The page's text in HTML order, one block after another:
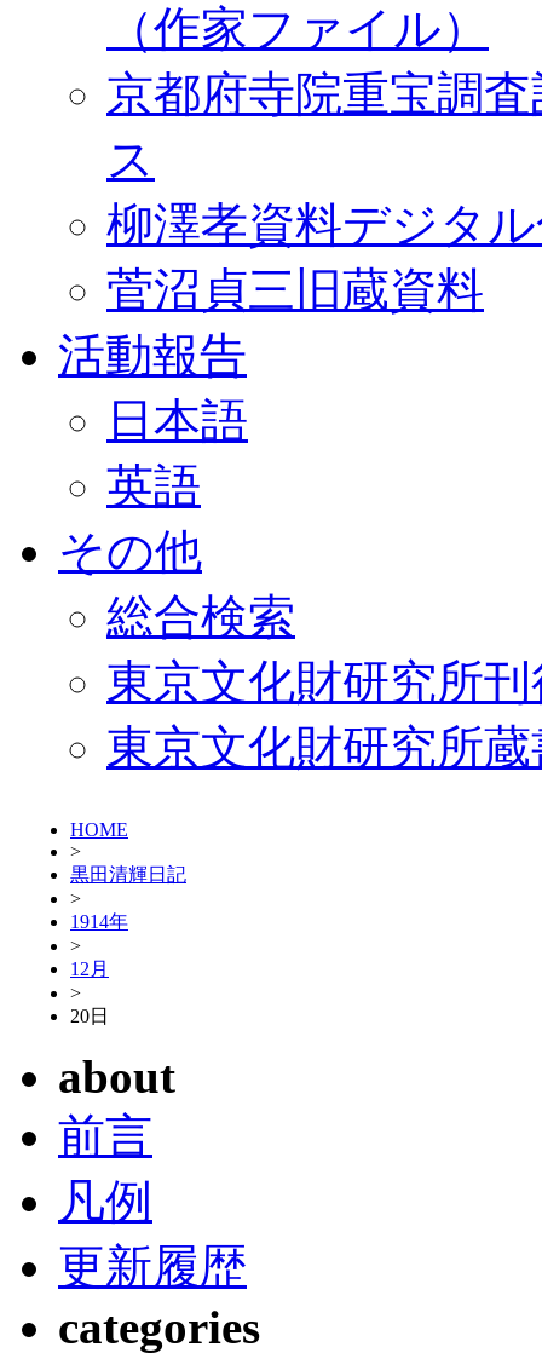
（作家ファイル）
京都府寺院重宝調
ス
柳澤孝資料デジタ
菅沼貞三旧蔵資料
活動報告
日本語
英語
その他
総合検索
東京文化財研究所
東京文化財研究所
HOME
>
黒田清輝日記
>
1914年
>
12月
>
20日
about
前言
凡例
更新履歴
categories